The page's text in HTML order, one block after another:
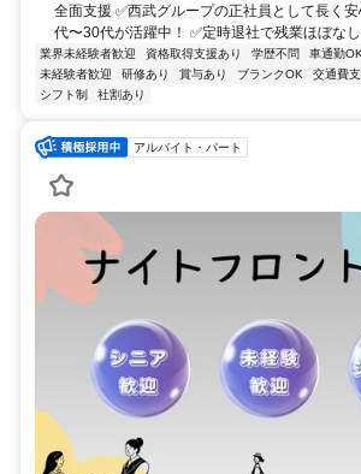
全面支援 ✅西武グループの正社員として長く
代〜30代が活躍中！ ✅定時退社で残業ほぼな
業界未経験者歓迎 資格取得支援あり 学歴不問 車通勤OK
未経験者歓迎
研修あり 賞与あり ブランクOK 交通費
シフト制
社割あり
アルバイト・パート